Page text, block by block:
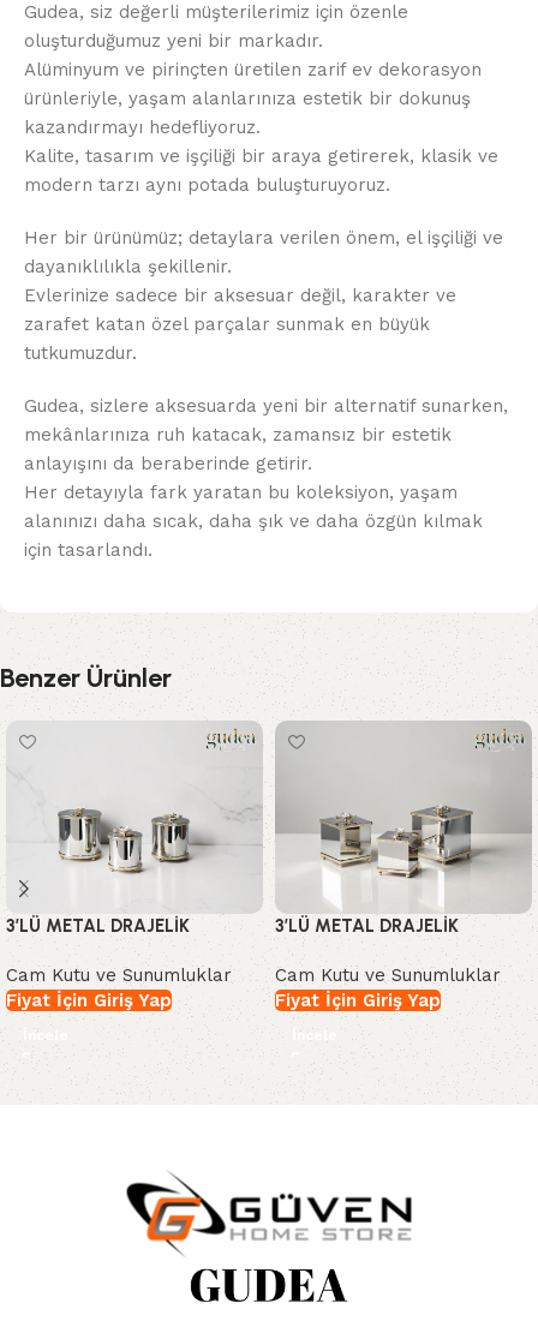
Gudea, siz değerli müşterilerimiz için özenle
oluşturduğumuz yeni bir markadır.
Alüminyum ve pirinçten üretilen zarif ev dekorasyon
ürünleriyle, yaşam alanlarınıza estetik bir dokunuş
kazandırmayı hedefliyoruz.
Kalite, tasarım ve işçiliği bir araya getirerek, klasik ve
modern tarzı aynı potada buluşturuyoruz.
Her bir ürünümüz; detaylara verilen önem, el işçiliği ve
dayanıklılıkla şekillenir.
Evlerinize sadece bir aksesuar değil, karakter ve
zarafet katan özel parçalar sunmak en büyük
tutkumuzdur.
Gudea, sizlere aksesuarda yeni bir alternatif sunarken,
mekânlarınıza ruh katacak, zamansız bir estetik
anlayışını da beraberinde getirir.
Her detayıyla fark yaratan bu koleksiyon, yaşam
alanınızı daha sıcak, daha şık ve daha özgün kılmak
için tasarlandı.
Benzer Ürünler
3’LÜ METAL DRAJELİK
Cam Kutu ve Sunumluklar
Fiyat İçin Giriş Yap
İncele
3’LÜ METAL DRAJELİK
Cam Kutu ve Sunumluklar
Fiyat İçin Giriş Yap
İncele
Read More